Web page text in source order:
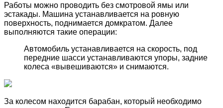
Работы можно проводить без смотровой ямы или
эстакады. Машина устанавливается на ровную
поверхность, поднимается домкратом. Далее
выполняются такие операции:
Автомобиль устанавливается на скорость, под
передние шасси устанавливаются упоры, задние
колеса «вывешиваются» и снимаются.
За колесом находится барабан, который необходимо